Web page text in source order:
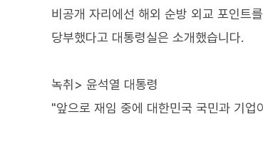
비공개 자리에선 해외 순방 외교 포인트
당부했다고 대통령실은 소개했습니다.
녹취> 윤석열 대통령
"앞으로 재임 중에 대한민국 국민과 기